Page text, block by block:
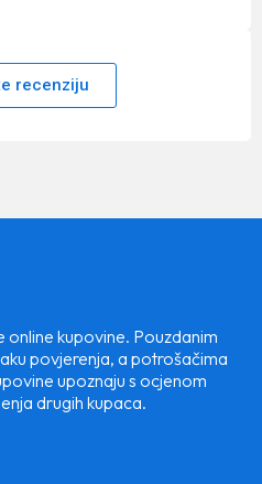
recenziju
online kupovine. Pouzdanim
povjerenja, a potrošačima
upoznaju s ocjenom
drugih kupaca.